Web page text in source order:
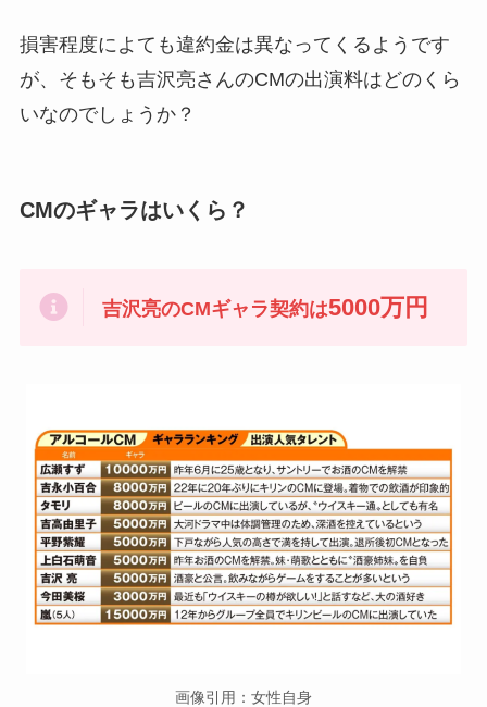
損害程度によても違約金は異なってくるようです
が、そもそも吉沢亮さんのCMの出演料はどのくら
いなのでしょうか？
CMのギャラはいくら？
吉沢亮のCMギャラ契約は5000万円
画像引用：女性自身